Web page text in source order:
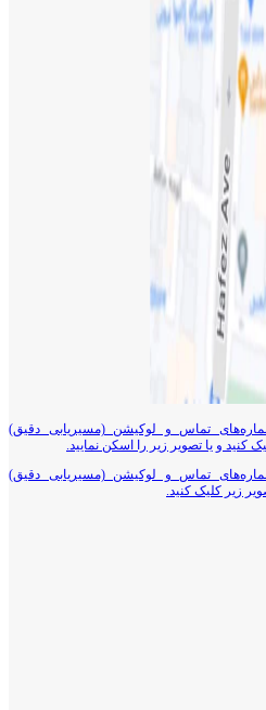
تماس و لوکیشن (مسیریابی دقیق)
کنید و یا تصویر زیر را اسکن نمایید.
تماس و لوکیشن (مسیریابی دقیق)
زیر کلیک کنید.